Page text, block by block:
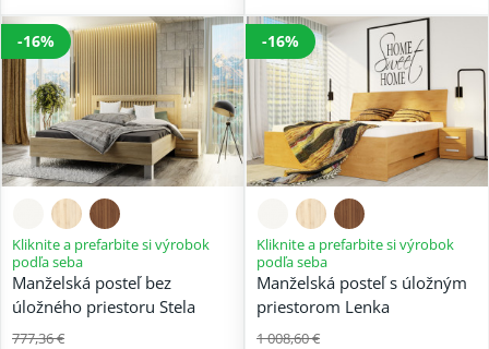
-16%
Kliknite a prefarbite si výrobok
podľa seba
Manželská posteľ bez
úložného priestoru Stela
777,36 €
-16%
Kliknite a prefarbite si výrobok
podľa seba
Manželská posteľ s úložným
priestorom Lenka
1 008,60 €